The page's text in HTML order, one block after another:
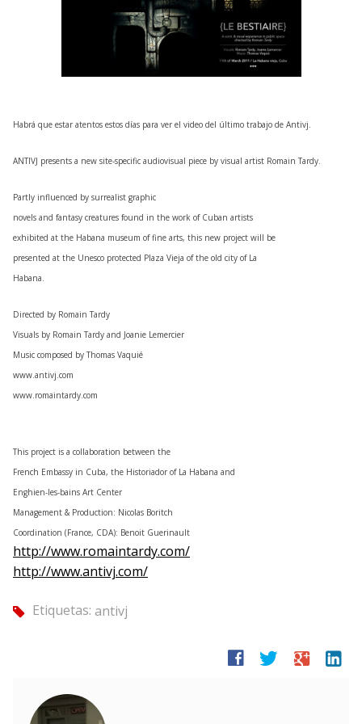
Habrá que estar atentos estos días para ver el video del último trabajo de Antivj.
ANTIVJ presents a new site-specific audiovisual piece by visual artist Romain Tardy.
Partly influenced by surrealist graphic
novels and fantasy creatures found in the work of Cuban artists
exhibited at the Habana museum of fine arts, this new project will be
presented at the Unesco protected Plaza Vieja of the old city of La
Habana.
Directed by Romain Tardy
Visuals by Romain Tardy and Joanie Lemercier
Music composed by Thomas Vaquié
www.antivj.com
www.romaintardy.com
This project is a collaboration between the
French Embassy in Cuba, the Historiador of La Habana and
Enghien-les-bains Art Center
Management & Production: Nicolas Boritch
Coordination (France, CDA): Benoit Guerinault
http://www.romaintardy.com/
http://www.antivj.com/
tag Etiquetas: antivj
facebook twitter google linkedin